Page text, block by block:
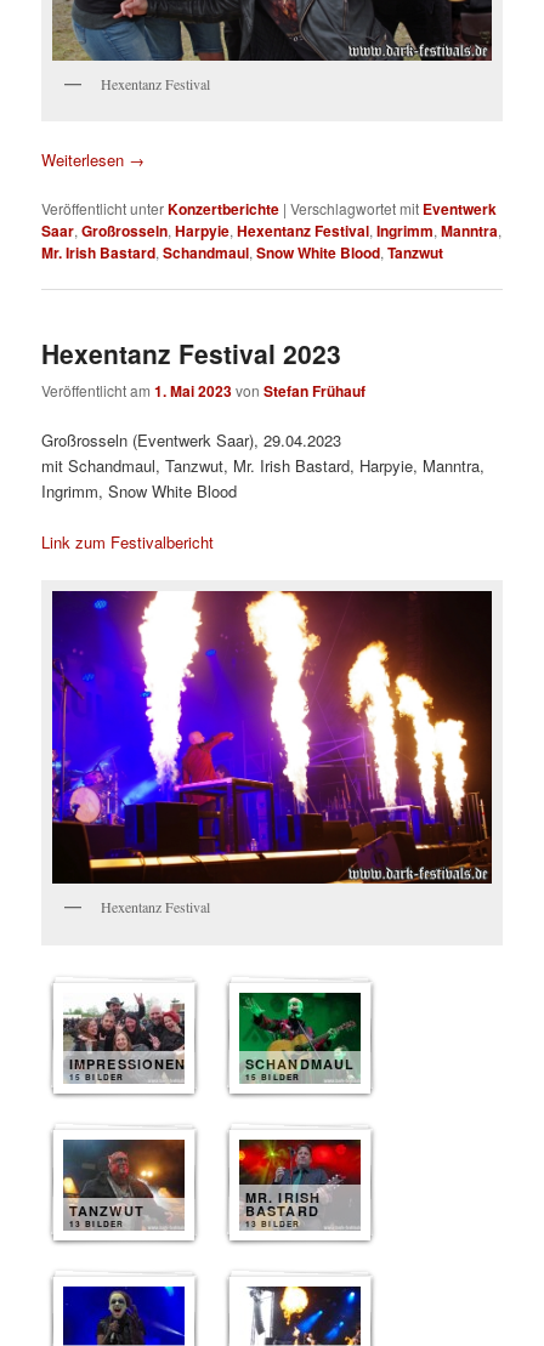
Hexentanz Festival
Weiterlesen →
Veröffentlicht unterKonzertberichte |Verschlagwortet mit Eventwerk
Saar,Großrosseln,Harpyie,Hexentanz Festival,Ingrimm,Manntra,
Mr. Irish Bastard,Schandmaul,Snow White Blood,Tanzwut
Hexentanz Festival 2023
Veröffentlicht am1. Mai 2023vonStefan Frühauf
Großrosseln (Eventwerk Saar), 29.04.2023
mit Schandmaul, Tanzwut, Mr. Irish Bastard, Harpyie, Manntra,
Ingrimm, Snow White Blood
Link zum Festivalbericht
Hexentanz Festival
IMPRESSIONEN
15 BILDER
SCHANDMAUL
15 BILDER
TANZWUT
13 BILDER
MR. IRISH
BASTARD
13 BILDER